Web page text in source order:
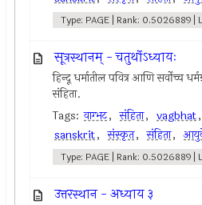
Type: PAGE | Rank: 0.5026889 |
सूत्रस्थानम् - चतुर्थोऽध्यायः
हिन्दू धर्मातील पवित्र आणि सर्वोच्च
संहिता.
Tags: वाग्भट, संहिता, vagbhat,
sanskrit, संस्कृत, संहिता,
Type: PAGE | Rank: 0.5026889 |
उत्तरस्थान - अध्याय ३